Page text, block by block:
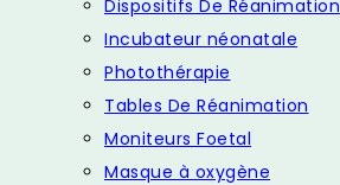
Dispositifs De Réanimation
Incubateur néonatale
Photothérapie
Tables De Réanimation
Moniteurs Foetal
Masque à oxygène